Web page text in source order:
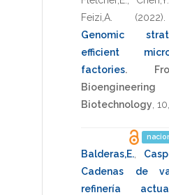
Feizi,A.
(2022)
Genomic
efficient
factories.
Biotechnology 10
Balderas,E.
Cadenas de
refinería